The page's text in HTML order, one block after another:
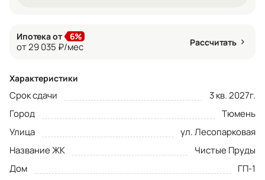
Ипотека от 6%
от 29 035 ₽/мес Рассчитать
Характеристики
Срок сдачи
3 кв. 2027г.
Город
Тюмень
Улица
ул. Лесопарковая
Название ЖК
Чистые Пруды
Дом
ГП-1